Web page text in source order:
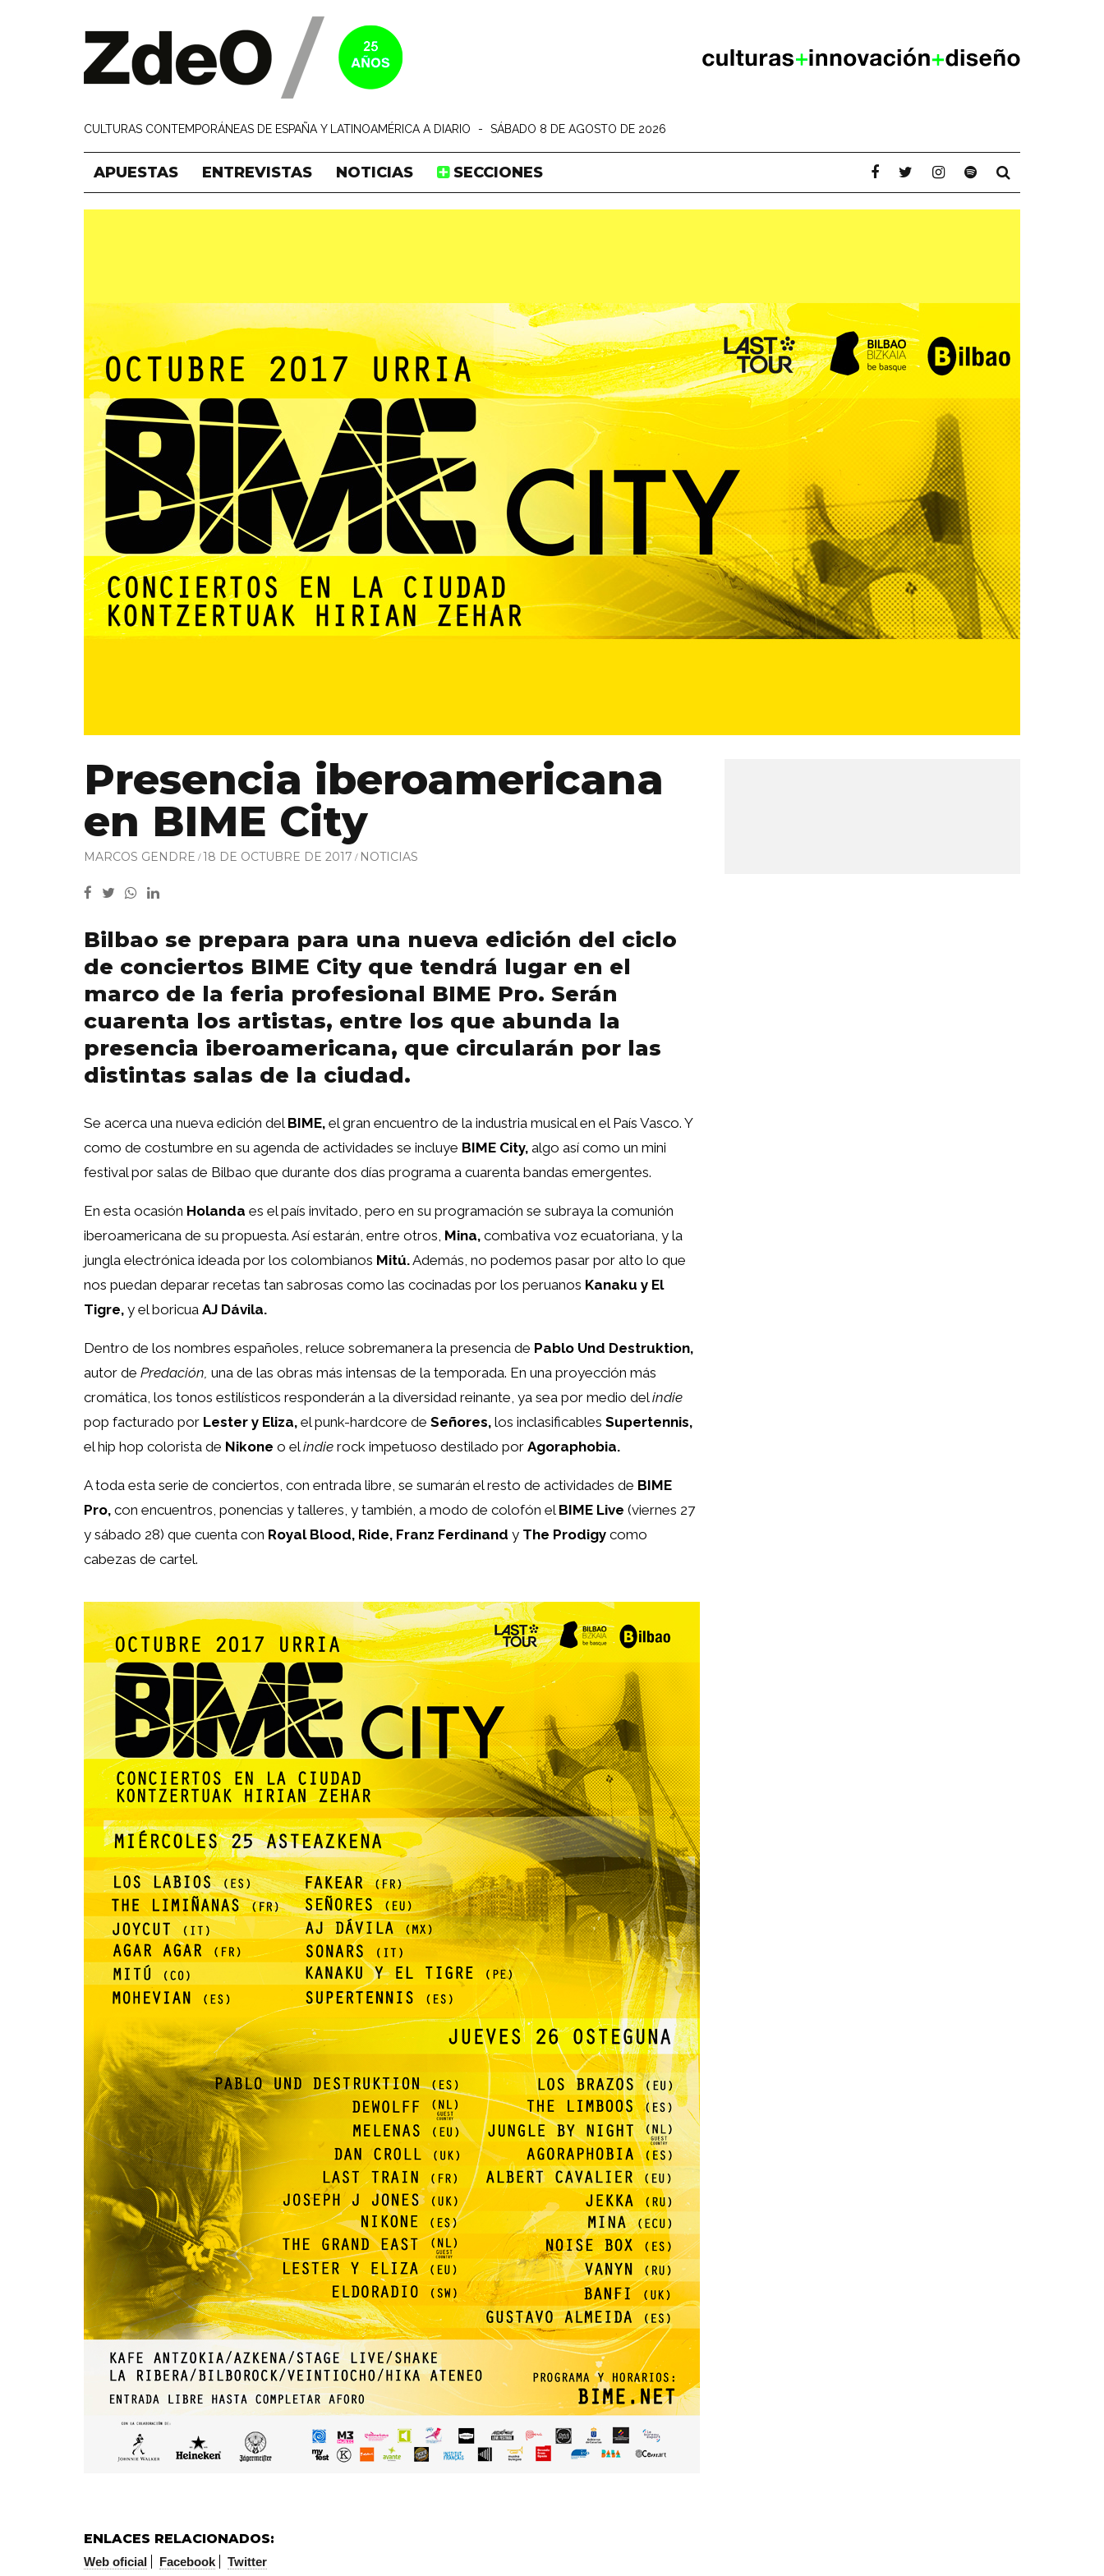
CULTURAS CONTEMPORÁNEAS DE ESPAÑA Y LATINOAMÉRICA A DIARIO - SÁBADO 8 DE AGOSTO DE 2026
APUESTAS ENTREVISTAS NOTICIAS SECCIONES
Presencia iberoamericana
en BIME City
MARCOS GENDRE 18 DE OCTUBRE DE 2017 NOTICIAS
Bilbao se prepara para una nueva edición del ciclo
de conciertos BIME City que tendrá lugar en el
marco de la feria profesional BIME Pro. Serán
cuarenta los artistas, entre los que abunda la
presencia iberoamericana, que circularán por las
distintas salas de la ciudad.
Se acerca una nueva edición del BIME, el gran encuentro de la industria musical en el País Vasco. Y
como de costumbre en su agenda de actividades se incluye BIME City, algo así como un mini
festival por salas de Bilbao que durante dos días programa a cuarenta bandas emergentes.
En esta ocasión Holanda es el país invitado, pero en su programación se subraya la comunión
iberoamericana de su propuesta. Así estarán, entre otros, Mina, combativa voz ecuatoriana, y la
jungla electrónica ideada por los colombianos Mitú.Además, no podemos pasar por alto lo que
nos puedan deparar recetas tan sabrosas como las cocinadas por los peruanos Kanaku y El
Tigre, y el boricua AJ Dávila.
Dentro de los nombres españoles, reluce sobremanera la presencia de Pablo Und Destruktion,
autor de Predación, una de las obras más intensas de la temporada. En una proyección más
cromática, los tonos estilísticos responderán a la diversidad reinante, ya sea por medio delindie
pop facturado por Lester y Eliza, el punk-hardcore de Señores, los inclasificables Supertennis,
el hip hop colorista de Nikone o elindie rock impetuoso destilado por Agoraphobia.
A toda esta serie de conciertos, con entrada libre, se sumarán el resto de actividades de BIME
Pro, con encuentros, ponencias y talleres, y también, a modo de colofón el BIME Live (viernes 27
y sábado 28) que cuenta con Royal Blood, Ride, Franz Ferdinand y The Prodigy como
cabezas de cartel.
ENLACES RELACIONADOS:
Web oficial Facebook Twitter